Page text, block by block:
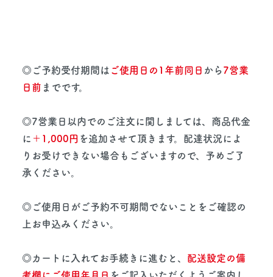
◎ご予約受付期間は ご使用日の1年前同日 から7営業
日前 までです。
◎7営業日以内でのご注文に関しましては、商品代金
に ＋1,000円 を追加させて頂きます。配達状況によ
りお受けできない場合もございますので、予めご了
承ください。
◎ご使用日がご予約不可期間でないことをご確認の
上お申込みください。
◎カートに入れてお手続きに進むと、 配送設定の備